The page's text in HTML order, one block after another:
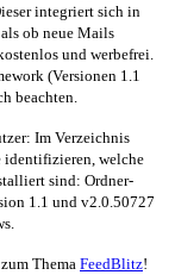
integriert sich in
ob neue Mails
und werbefrei.
(Versionen 1.1
beachten.
Im Verzeichnis
identifizieren, welche
sind: Ordner-
1.1 und v2.0.50727
Thema FeedBlitz!